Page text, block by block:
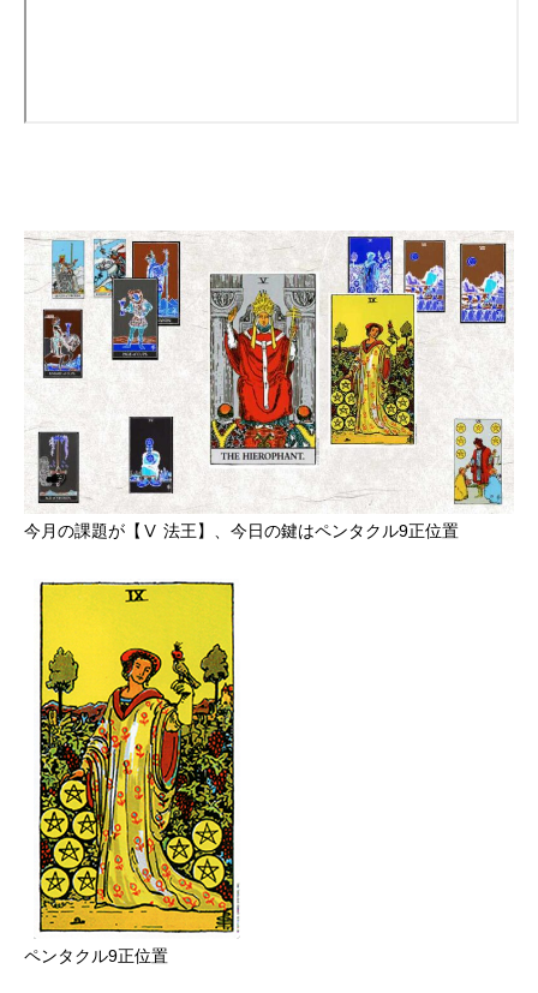
今月の課題が【Ⅴ 法王】、今日の鍵はペンタクル9正位置
ペンタクル9正位置